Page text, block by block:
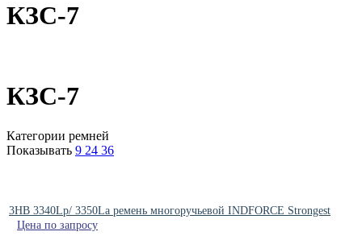
КЗС-7
КЗС-7
Категории ремней
Показывать 9 24 36
3HB 3340Lp/ 3350La ремень многоручьевой INDFORCE Strongest
Цена по запросу